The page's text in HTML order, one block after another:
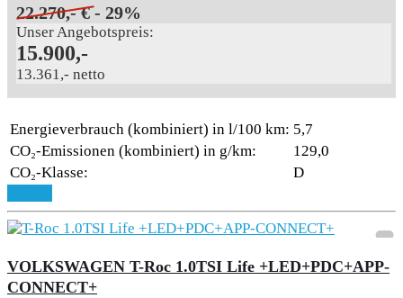
22.270,- € - 29%
Unser Angebotspreis:
15.900,-
13.361,- netto
Energieverbrauch (kombiniert) in l/100 km: 5,7
CO₂-Emissionen (kombiniert) in g/km:
129,0
CO₂-Klasse:
D
VOLKSWAGEN T-Roc 1.0TSI Life +LED+PDC+APP-
CONNECT+